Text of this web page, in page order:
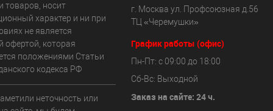
товаров, носит
характер и ни при
не является
офертой, которая
положениями Статьи
кодекса РФ
неточность или
г. Москва ул. Профсоюзная д.56
ТЦ «Черемушки»
График работы (офис)
Пн-Пт: с 09:00 до 18:00
Сб-Вс: Выходной
Заказ на сайте: 24 ч.